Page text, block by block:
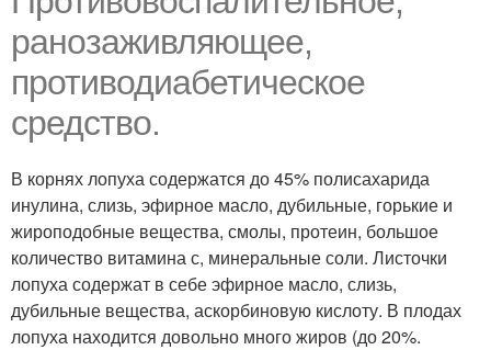
ранозаживляющее,
противодиабетическое
средство.
В корнях лопуха содержатся до 45% полисахарида
инулина, слизь, эфирное масло, дубильные, горькие и
жироподобные вещества, смолы, протеин, большое
количество витамина с, минеральные соли. Листочки
лопуха содержат в себе эфирное масло, слизь,
дубильные вещества, аскорбиновую кислоту. В плодах
лопуха находится довольно много жиров (до 20%.